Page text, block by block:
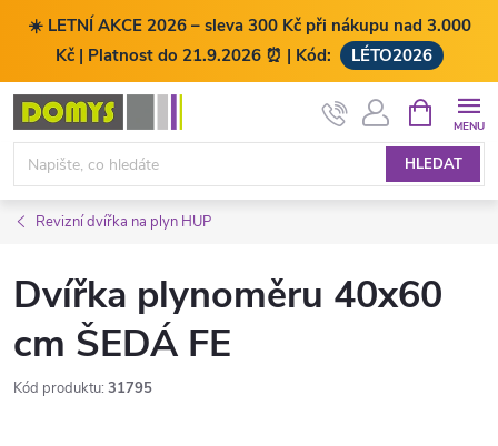
☀️ LETNÍ AKCE 2026 – sleva 300 Kč při nákupu nad 3.000
Kč | Platnost do 21.9.2026 ⏰ | Kód:
LÉTO2026
Přejít
obsah
HLEDAT
NÁKUPNÍ
KOŠÍK
Revizní dvířka na plyn HUP
Dvířka plynoměru 40x60
cm ŠEDÁ FE
Kód produktu: 31795